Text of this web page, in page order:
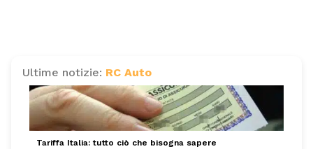
Ultime notizie: RC Auto
Tariffa Italia: tutto ciò che bisogna sapere